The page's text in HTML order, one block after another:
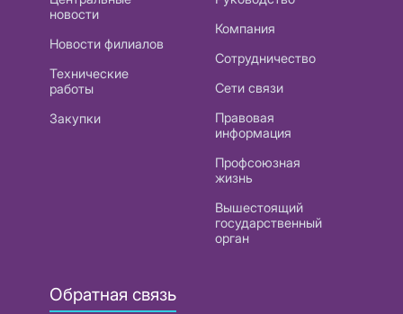
новости
Новости филиалов
Технические
работы
Закупки
Компания
Сотрудничество
Сети связи
Правовая
информация
Профсоюзная
жизнь
Вышестоящий
государственный
орган
Обратная связь